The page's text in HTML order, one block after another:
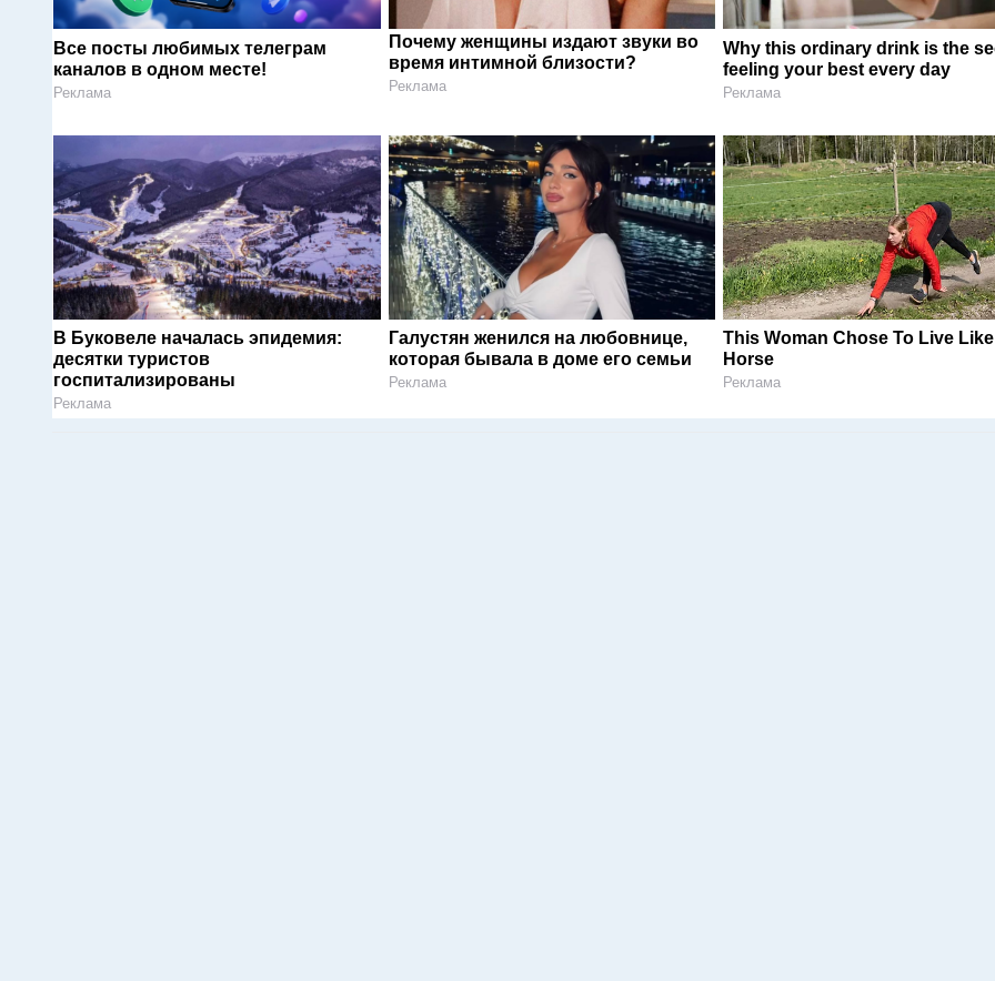
Все посты любимых телеграм
каналов в одном месте!
Реклама
Почему женщины издают звуки во
время интимной близости?
Реклама
Why this ordinary drink is the
feeling your best every day
Реклама
В Буковеле началась эпидемия:
десятки туристов
госпитализированы
Реклама
Галустян женился на любовнице,
которая бывала в доме его семьи
Реклама
This Woman Chose To Live
Horse
Реклама